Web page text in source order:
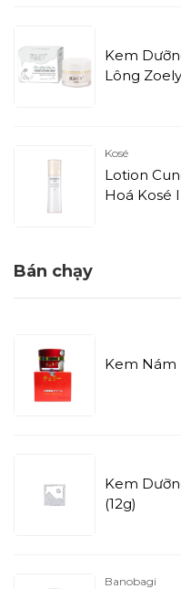
Kem
Lông
Kosé
Lotion
Hoá Kosé
Bán chạy
Kem Nám
Kem
(12g)
Banobagi